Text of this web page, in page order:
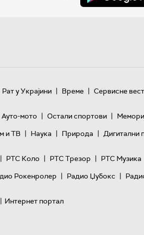
Рат у Украјини | Време | Сервисне
Ауто-мото | Остали спортови |
и ТВ | Наука | Природа | Дигитални
| РТС Коло | РТС Трезор | РТС Музика
Рокенролер | Радио Џубокс |
| Интернет портал